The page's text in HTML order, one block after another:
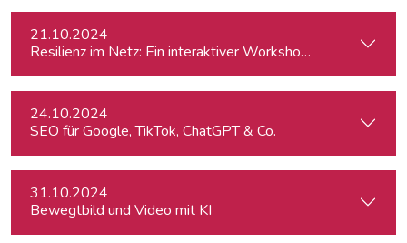
21.10.2024
Resilienz im Netz: Ein interaktiver Workshop im Umgang
24.10.2024
SEO für Google, TikTok, ChatGPT & Co.
31.10.2024
Bewegtbild und Video mit KI